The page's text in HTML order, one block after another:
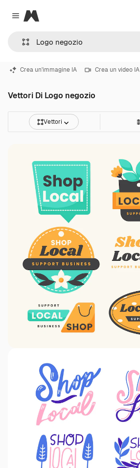
Close menu
Magnific
Crea un'immagine IA Crea un video IA
Vettori Di Logo negozio
Vettori